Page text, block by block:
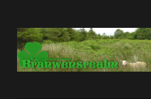
Branwensrealm.com